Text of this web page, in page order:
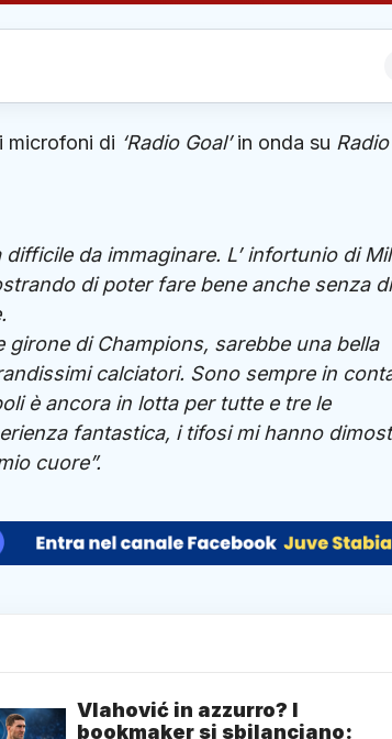
microfoni di ‘Radio Goal’in onda su
da immaginare. L’ infortunio di
di poter fare bene anche senza
di Champions, sarebbe una bella
calciatori. Sono sempre in
è ancora in lotta per tutte e tre le
fantastica, i tifosi mi hanno
cuore”.
Vlahović in azzurro? I
bookmaker si sbilanciano: